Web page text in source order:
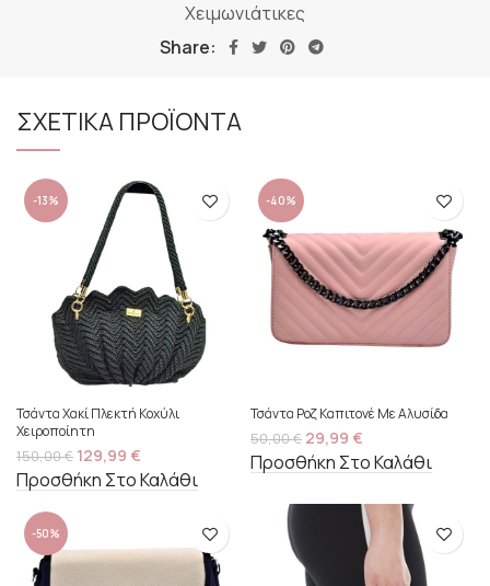
Χειμωνιάτικες
Share:
ΣΧΕΤΙΚΑ ΠΡΟΪΟΝΤΑ
-13%
Τσάντα Χακί Πλεκτή Κοχύλι
Χειροποίητη
150,00€ 129,99 €
Προσθήκη Στο Καλάθι
-40%
Τσάντα Ροζ Καπιτονέ Με Αλυσίδα
50,00€ 29,99 €
Προσθήκη Στο Καλάθι
-50%